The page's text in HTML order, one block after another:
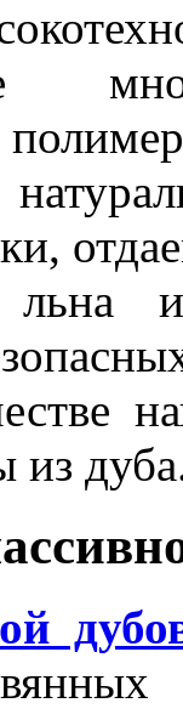
из